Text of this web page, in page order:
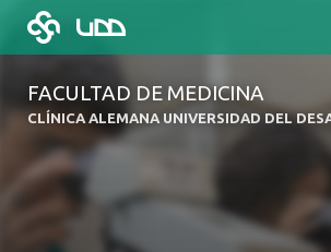
FACULTAD DE MEDICINA
CLÍNICA ALEMANA UNIVERSIDAD DEL